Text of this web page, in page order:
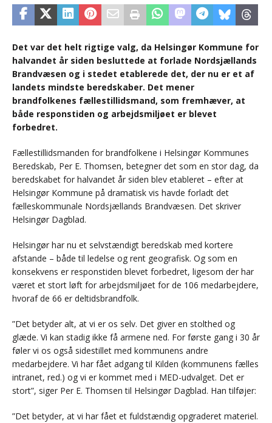
Det var det helt rigtige valg, da Helsingør Kommune for
halvandet år siden besluttede at forlade Nordsjællands
Brandvæsen og i stedet etablerede det, der nu er et af
landets mindste beredskaber. Det mener
brandfolkenes fællestillidsmand, som fremhæver, at
både responstiden og arbejdsmiljøet er blevet
forbedret.
Fællestillidsmanden for brandfolkene i Helsingør Kommunes
Beredskab, Per E. Thomsen, betegner det som en stor dag, da
beredskabet for halvandet år siden blev etableret – efter at
Helsingør Kommune på dramatisk vis havde forladt det
fælleskommunale Nordsjællands Brandvæsen. Det skriver
Helsingør Dagblad.
Helsingør har nu et selvstændigt beredskab med kortere
afstande – både til ledelse og rent geografisk. Og som en
konsekvens er responstiden blevet forbedret, ligesom der har
været et stort løft for arbejdsmiljøet for de 106 medarbejdere,
hvoraf de 66 er deltidsbrandfolk.
”Det betyder alt, at vi er os selv. Det giver en stolthed og
glæde. Vi kan stadig ikke få armene ned. For første gang i 30 år
føler vi os også sidestillet med kommunens andre
medarbejdere. Vi har fået adgang til Kilden (kommunens fælles
intranet, red.) og vi er kommet med i MED-udvalget. Det er
stort”, siger Per E. Thomsen til Helsingør Dagblad. Han tilføjer:
”Det betyder, at vi har fået et fuldstændig opgraderet materiel.